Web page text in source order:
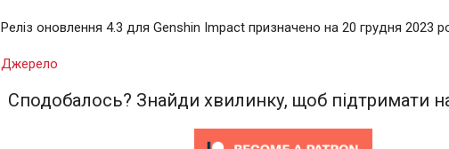
Реліз оновлення 4.3 для Genshin Impact призначено на 20 грудня 2023
Джерело
Сподобалось? Знайди хвилинку, щоб підтримати